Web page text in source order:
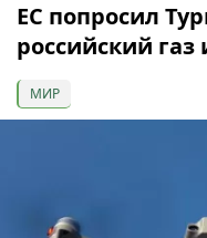
ЕС попросил
российский
МИР